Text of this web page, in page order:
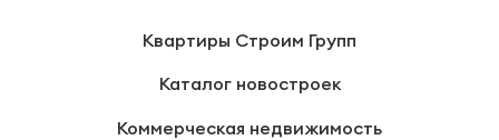
Квартиры Строим Групп
Каталог новостроек
Коммерческая недвижимость